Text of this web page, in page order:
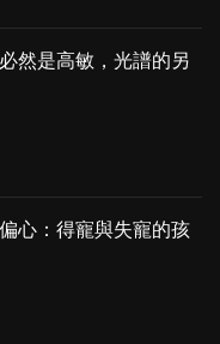
然是高敏，光譜的另
心：得寵與失寵的孩